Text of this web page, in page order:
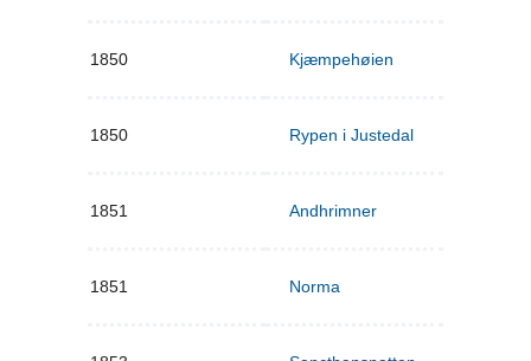
1850 Kjæmpehøien
1850 Rypen i Justedal
1851 Andhrimner
1851 Norma